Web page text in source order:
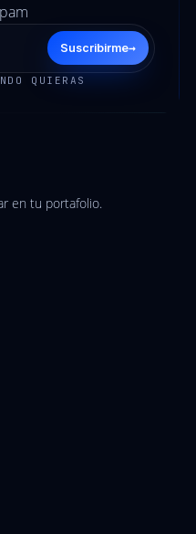
Suscribirme→
QUIERAS
en tu portafolio.